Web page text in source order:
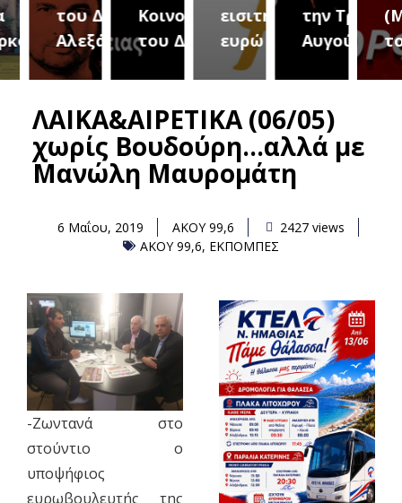
του Δήμου
Αλεξάνδρειας
Κοινοτήτων
του Δήμου
εισιτήριο 2
ευρώ
την Τρίτη 18
Αυγούστουτου
ΛΑΙΚΑ&ΑΙΡΕΤΙΚΑ (06/05)
χωρίς Βουδούρη…αλλά με
Μανώλη Μαυρομάτη
6 Μαΐου, 2019 ΑΚΟΥ 99,6
2427 views
ΑΚΟΥ 99,6, ΕΚΠΟΜΠΕΣ
-Ζωντανά στο
στούντιο ο
υποψήφιος
ευρωβουλευτής της